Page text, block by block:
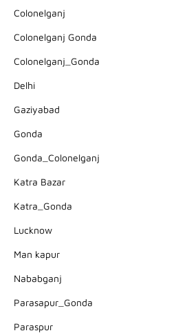
Colonelganj
Colonelganj Gonda
Colonelganj_Gonda
Delhi
Gaziyabad
Gonda
Gonda_Colonelganj
Katra Bazar
Katra_Gonda
Lucknow
Man kapur
Nababganj
Parasapur_Gonda
Paraspur